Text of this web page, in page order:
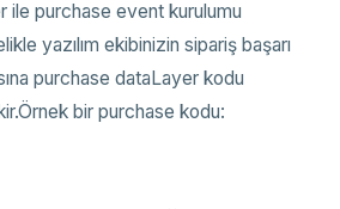
ile purchase event kurulumu
yazılım ekibinizin sipariş başarı
purchase dataLayer kodu
bir purchase kodu: